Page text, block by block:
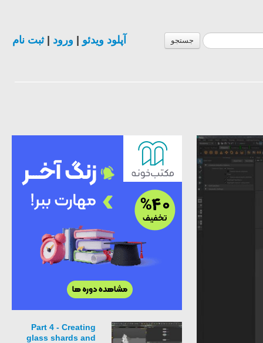
جستجو آپلود ویدئو ورود |ثبت نام
Part 4 - Creating
glass shards and